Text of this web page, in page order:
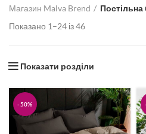
Магазин Malva Brend
Постільна
Показано 1–24 із 46Відсортовано
оцінкою
Показати розділи
-50%